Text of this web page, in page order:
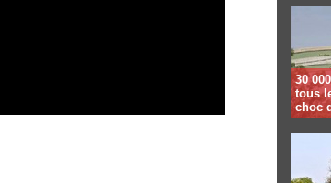
30
tous
choc